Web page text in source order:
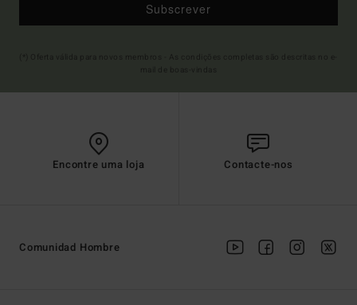
Subscrever
Encontre uma loja Contacte-nos
Comunidad Hombre